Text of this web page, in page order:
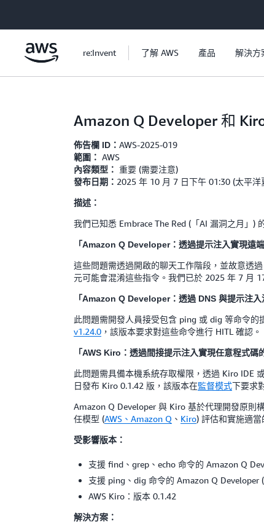
re:Invent 了解 AWS 產品 解決方
Amazon Q Developer 和
佈告欄 ID： AWS-2025-019
範圍： AWS
內容類型： 重要 (需要注意)
發布日期： 2025 年 10 月 7 日下午 01:30 (太平洋
描述：
我們已知悉 Embrace The Red (「AI 漏洞之月」)
「Amazon Q Developer：透過提示注入實現遠
這些問題需透過開啟的聊天工作階段，並故意透
元可能會混淆這些指令。我們已於 2025 年 7 月
「Amazon Q Developer：透過 DNS 與提示注入
此問題需開發人員接受包含 ping 或 dig 等命令
v1.24.0 ，該版本要求對這些命令進行 HITL 確認。
「AWS Kiro：透過間接提示注入實現任意程式碼
此問題需具備本機系統存取權限，透過 Kiro IDE
日發布 Kiro 0.1.42 版，該版本在監督模式下要求
Amazon Q Developer 與 Kiro 基於代理開發原則
任模型 (AWS、 Amazon Q 、 Kiro) 評估和實施適
受影響版本：
支援 find、grep、echo 命令的 Amazon Q
支援 ping、dig 命令的 Amazon Q Developer
AWS Kiro：版本 0.1.42
解決方案：